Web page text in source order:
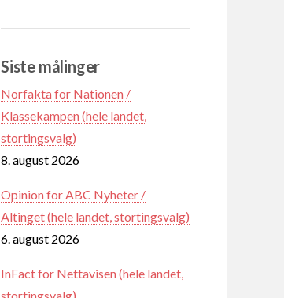
Siste målinger
Norfakta for Nationen /
Klassekampen (hele landet,
stortingsvalg)
8. august 2026
Opinion for ABC Nyheter /
Altinget (hele landet, stortingsvalg)
6. august 2026
InFact for Nettavisen (hele landet,
stortingsvalg)